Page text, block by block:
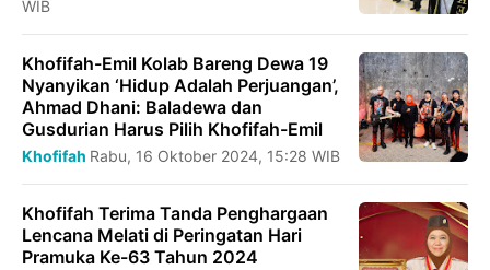
WIB
Khofifah-Emil Kolab Bareng Dewa 19
Nyanyikan ‘Hidup Adalah Perjuangan’,
Ahmad Dhani: Baladewa dan
Gusdurian Harus Pilih Khofifah-Emil
Khofifah Rabu, 16 Oktober 2024, 15:28 WIB
Khofifah Terima Tanda Penghargaan
Lencana Melati di Peringatan Hari
Pramuka Ke-63 Tahun 2024